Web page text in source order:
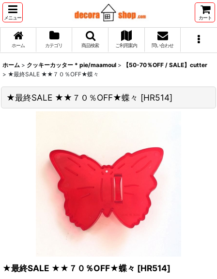
メニュー カート
ホーム カテゴリ 商品検索 ご利用案内 問い合わせ
ホーム > クッキーカッター * pie/maamoul >
【50-70％OFF / SALE】cutter
> ★最終SALE ★★７０％OFF★蝶々
★最終SALE ★★７０％OFF★蝶々 [HR514]
★最終SALE ★★７０％OFF★蝶々 [HR514]